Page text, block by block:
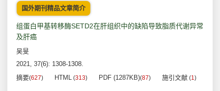
国外期刊精品文章简介
组蛋白甲基转移酶SETD2在肝组织中的缺陷导致脂质代谢异常
及肝癌
吴旻
2021, 37(6): 1308-1308.
摘要(627) HTML (313) PDF (1287KB)(87) 施引文献 (1)